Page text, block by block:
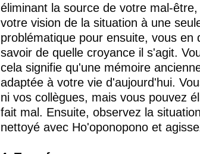
éliminant la source de votre mal-
votre vision de la situation à une
problématique pour ensuite, vous en
savoir de quelle croyance il s'agit.
cela signifie qu'une mémoire
adaptée à votre vie d'aujourd'hui.
ni vos collègues, mais vous pouvez
fait mal. Ensuite, observez la
nettoyé avec Ho'oponopono et